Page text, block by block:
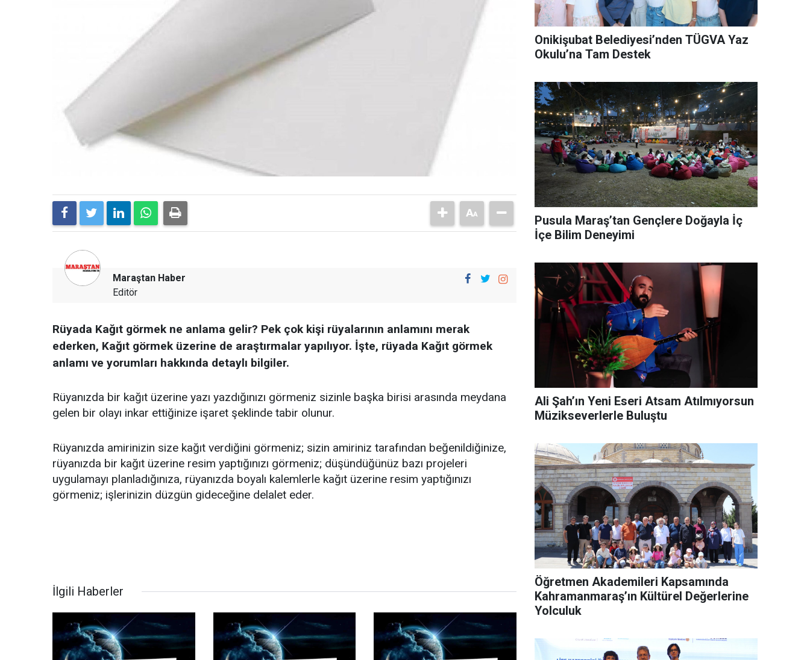
Maraştan Haber
Editör
Rüyada Kağıt görmek ne anlama gelir? Pek çok kişi rüyalarının anlamını merak
ederken, Kağıt görmek üzerine de araştırmalar yapılıyor. İşte, rüyada Kağıt görmek
anlamı ve yorumları hakkında detaylı bilgiler.
Rüyanızda bir kağıt üzerine yazı yazdığınızı görmeniz sizinle başka birisi arasında meydana
gelen bir olayı inkar ettiğinize işaret şeklinde tabir olunur.
Rüyanızda amirinizin size kağıt verdiğini görmeniz; sizin amiriniz tarafından beğenildiğinize,
rüyanızda bir kağıt üzerine resim yaptığınızı görmeniz; düşündüğünüz bazı projeleri
uygulamayı planladığınıza, rüyanızda boyalı kalemlerle kağıt üzerine resim yaptığınızı
görmeniz; işlerinizin düzgün gideceğine delalet eder.
İlgili Haberler
Onikişubat Belediyesi’nden TÜGVA Yaz
Okulu’na Tam Destek
Pusula Maraş’tan Gençlere Doğayla İç
İçe Bilim Deneyimi
Ali Şah’ın Yeni Eseri Atsam Atılmıyorsun
Müzikseverlerle Buluştu
Öğretmen Akademileri Kapsamında
Kahramanmaraş’ın Kültürel Değerlerine
Yolculuk